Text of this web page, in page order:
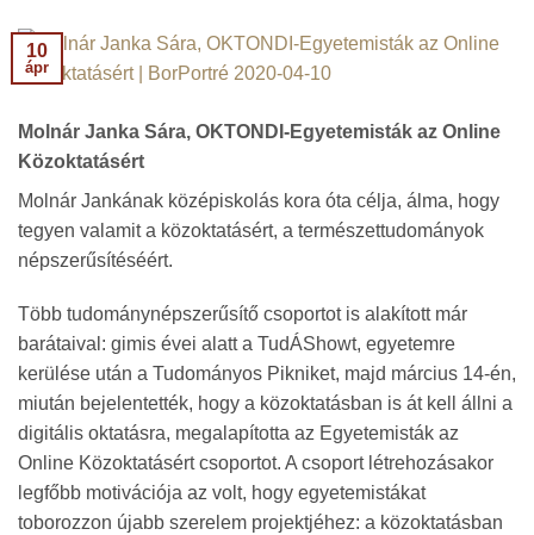
10
ápr
Molnár Janka Sára, OKTONDI-Egyetemisták az Online
Közoktatásért
Molnár Jankának középiskolás kora óta célja, álma, hogy
tegyen valamit a közoktatásért, a természettudományok
népszerűsítéséért.
Több tudománynépszerűsítő csoportot is alakított már
barátaival: gimis évei alatt a TudÁShowt, egyetemre
kerülése után a Tudományos Pikniket, majd március 14-én,
miután bejelentették, hogy a közoktatásban is át kell állni a
digitális oktatásra, megalapította az Egyetemisták az
Online Közoktatásért csoportot. A csoport létrehozásakor
legfőbb motivációja az volt, hogy egyetemistákat
toborozzon újabb szerelem projektjéhez: a közoktatásban